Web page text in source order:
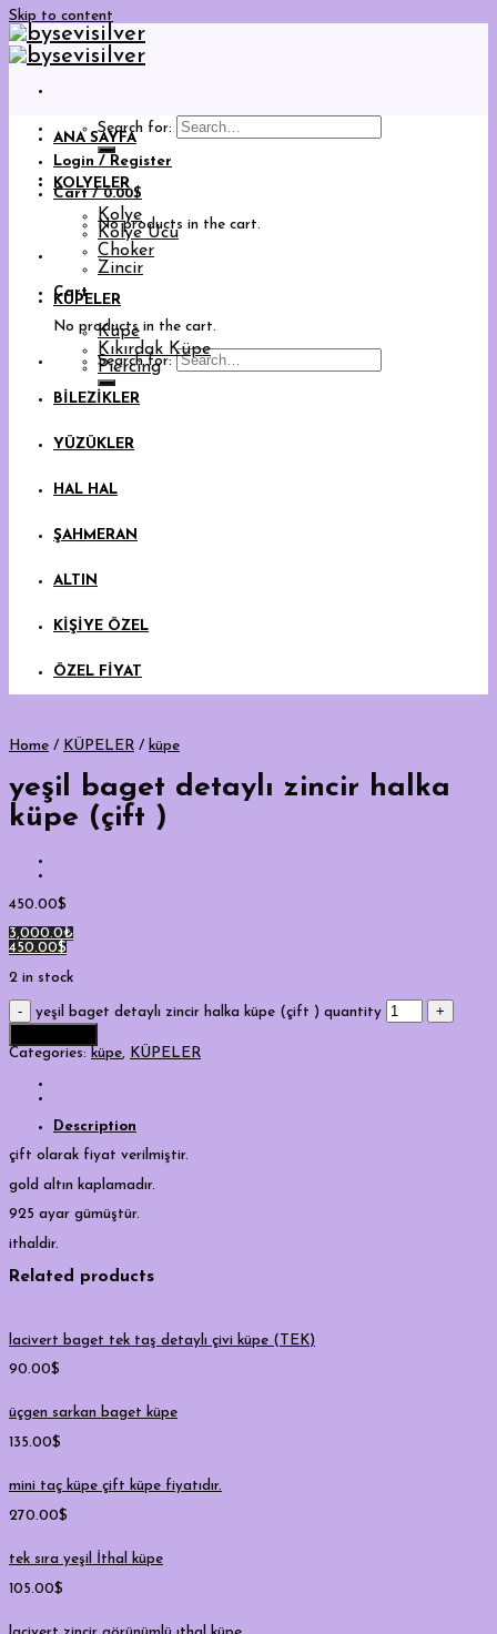
Skip to content
Search for:
Login / Register
Cart /0.00$
No products in the cart.
Cart
No products in the cart.
Search for:
ANA SAYFA
KOLYELER
Kolye
Kolye Ucu
Choker
Zincir
KÜPELER
Küpe
Kıkırdak Küpe
Piercing
BİLEZİKLER
YÜZÜKLER
HAL HAL
ŞAHMERAN
ALTIN
KİŞİYE ÖZEL
ÖZEL FİYAT
Home / KÜPELER / küpe
yeşil baget detaylı zincir halka
küpe (çift )
450.00$
3,000.0₺
450.00$
2 in stock
yeşil baget detaylı zincir halka küpe (çift ) quantity
Categories: küpe, KÜPELER
Description
çift olarak fiyat verilmiştir.
gold altın kaplamadır.
925 ayar gümüştür.
ithaldir.
Related products
lacivert baget tek taş detaylı çivi küpe (TEK)
90.00$
üçgen sarkan baget küpe
135.00$
mini taç küpe çift küpe fiyatıdır.
270.00$
tek sıra yeşil İthal küpe
105.00$